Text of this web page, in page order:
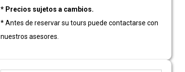
* Precios sujetos a cambios.
* Antes de reservar su tours puede contactarse con
nuestros asesores.